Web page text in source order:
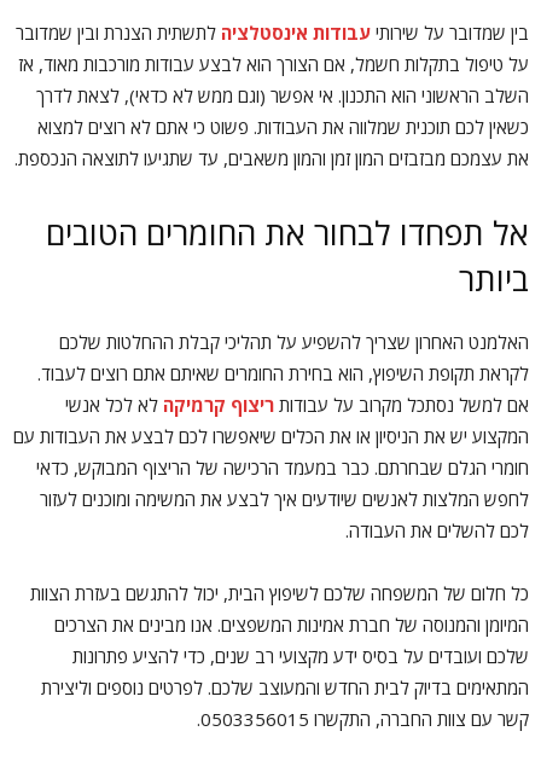
בין שמדובר על שירותי עבודות אינסטלציה לתשתית הצנרת ובין שמדובר
על טיפול בתקלות חשמל, אם הצורך הוא לבצע עבודות מורכבות מאוד, אז
השלב הראשוני הוא התכנון. אי אפשר (וגם ממש לא כדאי), לצאת לדרך
כשאין לכם תוכנית שמלווה את העבודות. פשוט כי אתם לא רוצים למצוא
את עצמכם מבזבזים המון זמן והמון משאבים, עד שתגיעו לתוצאה הנכספת.
אל תפחדו לבחור את החומרים הטובים
ביותר
האלמנט האחרון שצריך להשפיע על תהליכי קבלת ההחלטות שלכם
לקראת תקופת השיפוץ, הוא בחירת החומרים שאיתם אתם רוצים לעבוד.
אם למשל נסתכל מקרוב על עבודות ריצוף קרמיקה לא לכל אנשי
המקצוע יש את הניסיון או את הכלים שיאפשרו לכם לבצע את העבודות עם
חומרי הגלם שבחרתם. כבר במעמד הרכישה של הריצוף המבוקש, כדאי
לחפש המלצות לאנשים שיודעים איך לבצע את המשימה ומוכנים לעזור
לכם להשלים את העבודה.
כל חלום של המשפחה שלכם לשיפוץ הבית, יכול להתגשם בעזרת הצוות
המיומן והמנוסה של חברת אמינות המשפצים. אנו מבינים את הצרכים
שלכם ועובדים על בסיס ידע מקצועי רב שנים, כדי להציע פתרונות
המתאימים בדיוק לבית החדש והמעוצב שלכם. לפרטים נוספים וליצירת
קשר עם צוות החברה, התקשרו 0503356015.